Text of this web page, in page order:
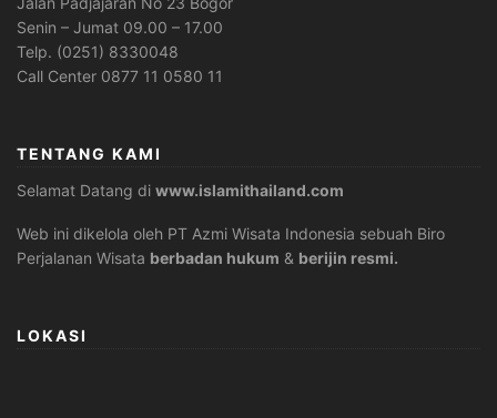
Senin – Jumat 09.00 – 17.00
Telp. (0251) 8330048
Call Center 0877 11 0580 11
TENTANG KAMI
Selamat Datang di www.islamithailand.com
Web ini dikelola oleh PT Azmi Wisata Indonesia sebuah Biro
Perjalanan Wisata berbadan hukum & berijin resmi.
LOKASI